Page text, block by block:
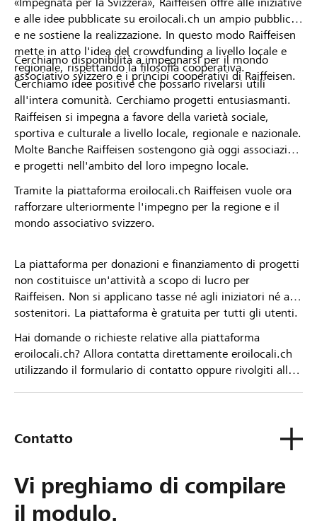
e alle idee pubblicate su eroilocali.ch un ampio pubblico
e ne sostiene la realizzazione. In questo modo Raiffeisen
mette in atto l'idea del crowdfunding a livello locale e
regionale, rispettando la filosofia cooperativa.
Cerchiamo idee positive che possano rivelarsi utili
all'intera comunità. Cerchiamo progetti entusiasmanti.
Cerchiamo disponibilità a impegnarsi per il mondo
associativo svizzero e i principi cooperativi di Raiffeisen.
Raiffeisen si impegna a favore della varietà sociale,
sportiva e culturale a livello locale, regionale e nazionale.
Molte Banche Raiffeisen sostengono già oggi associazioni
e progetti nell'ambito del loro impegno locale.
Tramite la piattaforma eroilocali.ch Raiffeisen vuole ora
rafforzare ulteriormente l'impegno per la regione e il
mondo associativo svizzero.
La piattaforma per donazioni e finanziamento di progetti
non costituisce un'attività a scopo di lucro per
Raiffeisen. Non si applicano tasse né agli iniziatori né ai
sostenitori. La piattaforma è gratuita per tutti gli utenti.
Hai domande o richieste relative alla piattaforma
eroilocali.ch? Allora contatta direttamente eroilocali.ch
utilizzando il formulario di contatto oppure rivolgiti alla
Contatto
Vi preghiamo di compilare
il modulo.